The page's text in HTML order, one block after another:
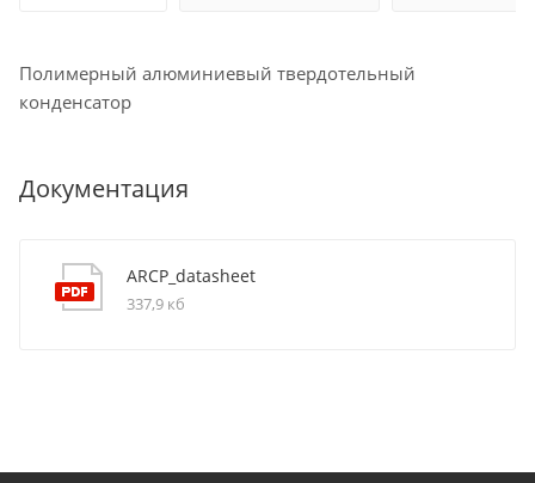
Полимерный алюминиевый твердотельный
конденсатор
Документация
ARCP_datasheet
337,9 кб